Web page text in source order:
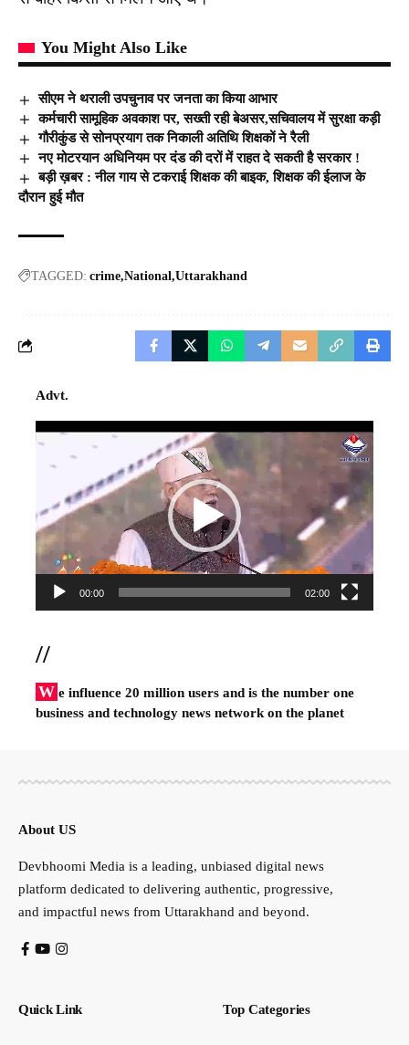
You Might Also Like
सीएम ने थराली उपचुनाव पर जनता का किया आभार
कर्मचारी सामूहिक अवकाश पर, सख्ती रही बेअसर,सचिवालय में सुरक्षा कड़ी
गौरीकुंड से सोनप्रयाग तक निकाली अतिथि शिक्षकों ने रैली
नए मोटरयान अधिनियम पर दंड की दरों में राहत दे सकती है सरकार !
बड़ी ख़बर : नील गाय से टकराई शिक्षक की बाइक, शिक्षक की ईलाज के
दौरान हुई मौत
TAGGED: crime National Uttarakhand
Advt.
Video
00:00 02:00
//
W e influence 20 million users and is the number one
business and technology news network on the planet
About US
Devbhoomi Media is a leading, unbiased digital news
platform dedicated to delivering authentic, progressive,
and impactful news from Uttarakhand and beyond.
Quick Link Top Categories